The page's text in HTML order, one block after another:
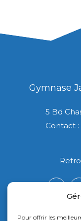
Pour offrir les
Gymnase
5 Bd
Contact :